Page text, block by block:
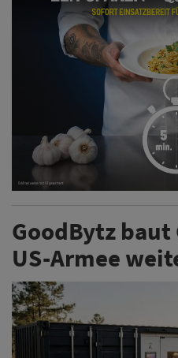
GoodBytz
US-Armee